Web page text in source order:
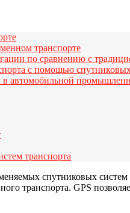
транспорте
по сравнению с
с помощью
автомобильной
транспорта
спутниковых
транспорта. GPS